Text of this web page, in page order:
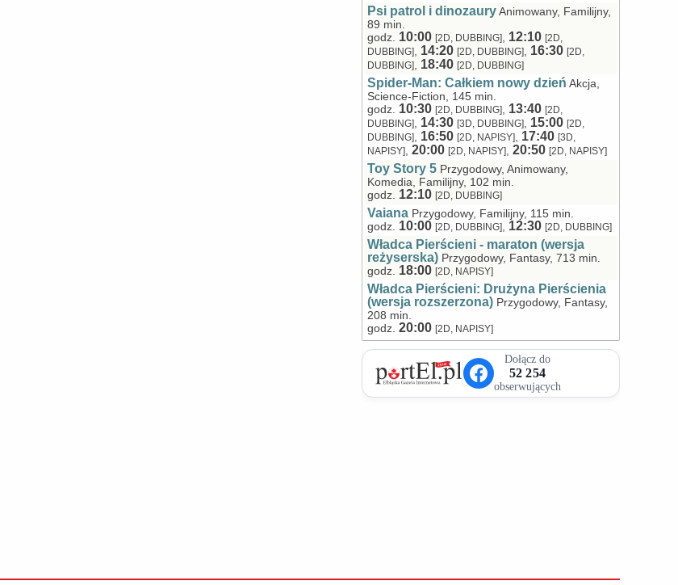
Psi patrol i dinozauryAnimowany, Familijny,
89 min.
godz. 10:00 [2D, DUBBING] 12:10 [2D,
DUBBING]
14:20 [2D, DUBBING] 16:30 [2D,
DUBBING]
18:40 [2D, DUBBING]
Spider-Man: Całkiem nowy dzień Akcja,
Science-Fiction, 145 min.
godz. 10:30 [2D, DUBBING] 13:40 [2D,
DUBBING]
14:30 [3D, DUBBING] 15:00 [2D,
DUBBING]
16:50 [2D, NAPISY] 17:40 [3D,
NAPISY]
20:00 [2D, NAPISY] 20:50 [2D, NAPISY]
Toy Story 5 Przygodowy, Animowany,
Komedia, Familijny, 102 min.
godz. 12:10 [2D, DUBBING]
Vaiana Przygodowy, Familijny, 115 min.
godz. 10:00 [2D, DUBBING] 12:30 [2D, DUBBING]
Władca Pierścieni - maraton (wersja
reżyserska) Przygodowy, Fantasy, 713 min.
godz. 18:00 [2D, NAPISY]
Władca Pierścieni: Drużyna Pierścienia
(wersja rozszerzona) Przygodowy, Fantasy,
208 min.
godz. 20:00 [2D, NAPISY]